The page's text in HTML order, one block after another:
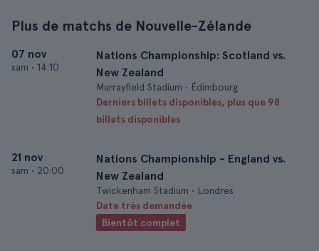
Plus de matchs de Nouvelle-Zélande
07 nov
sam • 14:10
Nations Championship: Scotland vs.
New Zealand
Murrayfield Stadium • Édimbourg
Derniers billets disponibles, plus que 98
billets disponibles
21 nov
sam • 20:00
Nations Championship - England vs.
New Zealand
Twickenham Stadium • Londres
Date très demandée
Bientôt complet